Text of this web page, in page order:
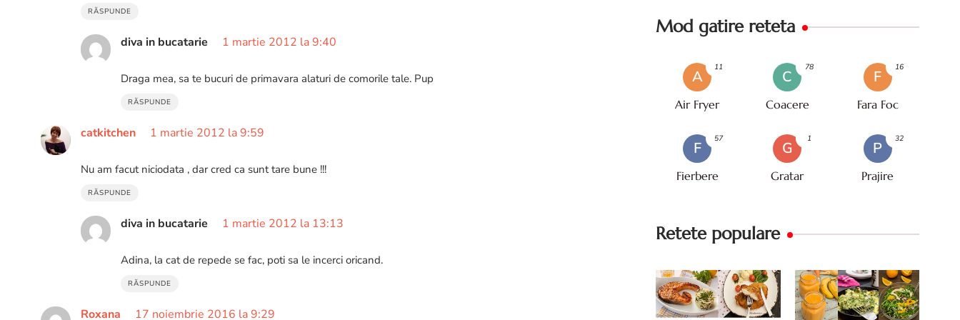
RĂSPUNDE
diva in bucatarie 1 martie 2012 la 9:40
Draga mea, sa te bucuri de primavara alaturi de comorile tale. Pup
RĂSPUNDE
catkitchen 1 martie 2012 la 9:59
Nu am facut niciodata , dar cred ca sunt tare bune !!!
RĂSPUNDE
diva in bucatarie 1 martie 2012 la 13:13
Adina, la cat de repede se fac, poti sa le incerci oricand.
RĂSPUNDE
Roxana 17 noiembrie 2016 la 9:29
Mod gatire reteta
A
Air Fryer
11
C
Coacere
78
F
Fara Foc
16
F
Fierbere
57
G
Gratar
1
P
Prajire
32
Retete populare